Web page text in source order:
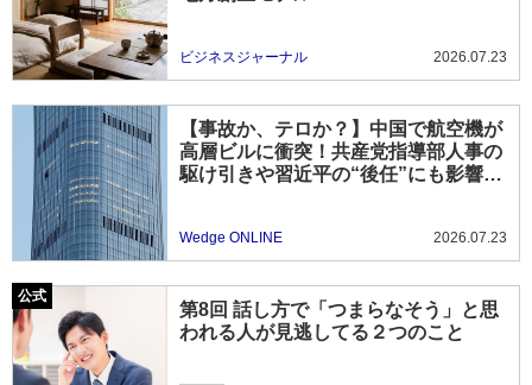
ビジネスジャーナル 2026.07.23
【事故か、テロか？】中国で航空機が
高層ビルに衝突！共産党指導部人事の
駆け引きや習近平の“後任”にも影響
Wedge ONLINE 2026.07.23
第8回 話し方で「つまらなそう」と思
われる人が見逃してる２つのこと